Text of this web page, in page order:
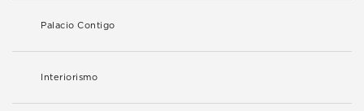
Palacio Contigo
Interiorismo